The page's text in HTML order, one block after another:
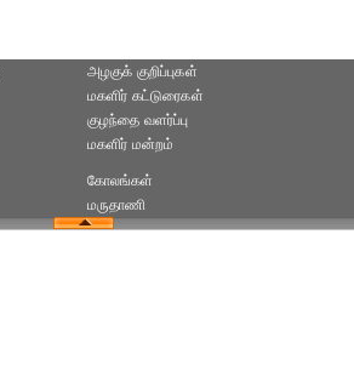
அழகுக் குறிப்புகள்
மகளிர் கட்டுரைகள்
குழந்தை வளர்ப்பு
மகளிர் மன்றம்
கோலங்கள்
மருதாணி